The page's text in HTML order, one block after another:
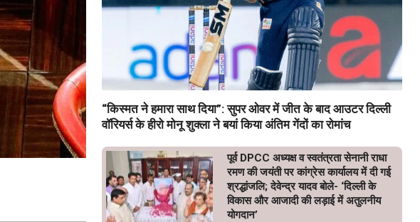
“किस्मत ने हमारा साथ दिया”: सुपर ओवर में जीत के बाद आउटर दिल्ली
वॉरियर्स के हीरो मोनू शुक्ला ने बयां किया अंतिम गेंदों का रोमांच
पूर्व DPCC अध्यक्ष व स्वतंत्रता सेनानी राधा
रमण की जयंती पर कांग्रेस कार्यालय में दी गई
श्रद्धांजलि; देवेन्द्र यादव बोले- ‘दिल्ली के
विकास और आजादी की लड़ाई में अतुलनीय
योगदान’